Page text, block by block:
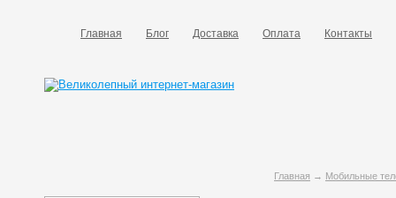
Главная Блог Доставка Оплата Контакты
Главная → Мобильные